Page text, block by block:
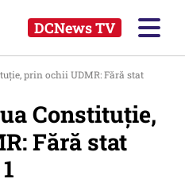
DCNews TV
prin ochii UDMR: Fără stat
Constituție,
Fără stat